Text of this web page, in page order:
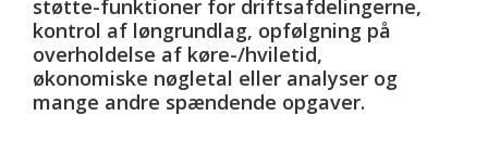
støtte-funktioner for driftsafdelingerne,
kontrol af løngrundlag, opfølgning på
overholdelse af køre-/hviletid,
økonomiske nøgletal eller analyser og
mange andre spændende opgaver.